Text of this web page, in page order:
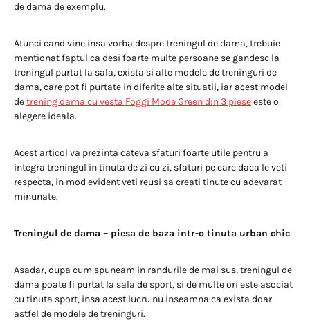
de dama de exemplu.
Atunci cand vine insa vorba despre treningul de dama, trebuie
mentionat faptul ca desi foarte multe persoane se gandesc la
treningul purtat la sala, exista si alte modele de treninguri de
dama, care pot fi purtate in diferite alte situatii, iar acest model
detrening dama cu vesta Foggi Mode Green din 3 pieseeste o
alegere ideala.
Acest articol va prezinta cateva sfaturi foarte utile pentru a
integra treningul in tinuta de zi cu zi, sfaturi pe care daca le veti
respecta, in mod evident veti reusi sa creati tinute cu adevarat
minunate.
Treningul de dama – piesa de baza intr-o tinuta urban chic
Asadar, dupa cum spuneam in randurile de mai sus, treningul de
dama poate fi purtat la sala de sport, si de multe ori este asociat
cu tinuta sport, insa acest lucru nu inseamna ca exista doar
astfel de modele de treninguri.